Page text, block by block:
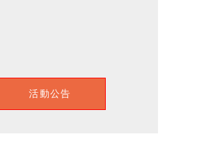
活動公告